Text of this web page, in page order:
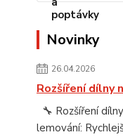
Novinky
26.04.2026
Rozšíření dílny
🔧 Rozšíření
lemování: